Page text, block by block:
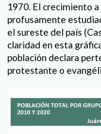
1970. El crecimiento
profusamente
el sureste del país
claridad en esta
población declara
protestante o